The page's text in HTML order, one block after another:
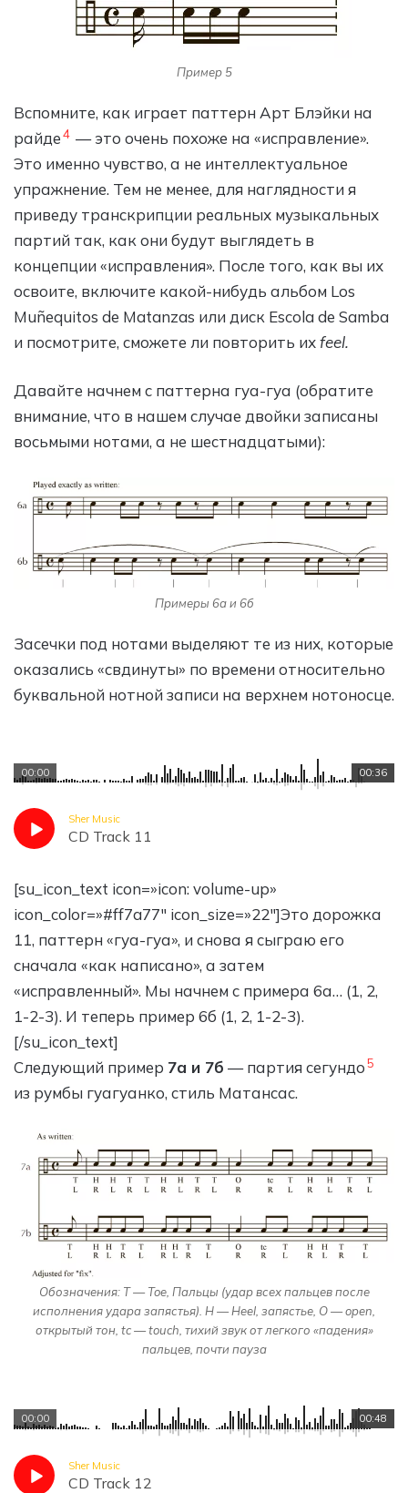
Пример 5
Вспомните, как играет паттерн Арт Блэйки на
райде4 — это очень похоже на «исправление».
Это именно чувство, а не интеллектуальное
упражнение. Тем не менее, для наглядности я
приведу транскрипции реальных музыкальных
партий так, как они будут выглядеть в
концепции «исправления». После того, как вы их
освоите, включите какой-нибудь альбом Los
Muñequitos de Matanzas или диск Escola de Samba
и посмотрите, сможете ли повторить ихfeel.
Давайте начнем с паттерна гуа-гуа (обратите
внимание, что в нашем случае двойки записаны
восьмыми нотами, а не шестнадцатыми):
Примеры 6а и 6б
Засечки под нотами выделяют те из них, которые
оказались «свдинуты» по времени относительно
буквальной нотной записи на верхнем нотоносце.
00:36
00:00
Sher Music
CD Track 11
[su_icon_text icon=»icon: volume-up»
icon_color=»#ff7a77″ icon_size=»22″]Это дорожка
11, паттерн «гуа-гуа», и снова я сыграю его
сначала «как написано», а затем
«исправленный». Мы начнем с примера 6а… (1, 2,
1-2-3). И теперь пример 6б (1, 2, 1-2-3).
[/su_icon_text]
Следующий пример 7а и 7б — партия сегундо5
из румбы гуагуанко, стиль Матансас.
Обозначения: T — Toe, Пальцы (удар всех пальцев после
исполнения удара запястья). H — Heel, запястье, O — open,
открытый тон, tc — touch, тихий звук от легкого «падения»
пальцев, почти пауза
00:48
00:00
Sher Music
CD Track 12